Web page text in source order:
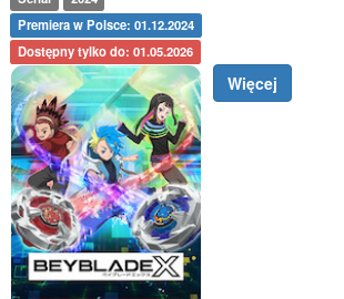
Premiera w Polsce: 01.12.2024
Dostępny tylko do: 01.05.2026
Więcej